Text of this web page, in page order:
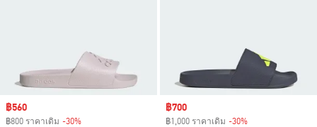
Sale price
฿560
฿800 ราคาเดิม -30%
Sale price
฿700
฿1,000 ราคาเดิม -30%